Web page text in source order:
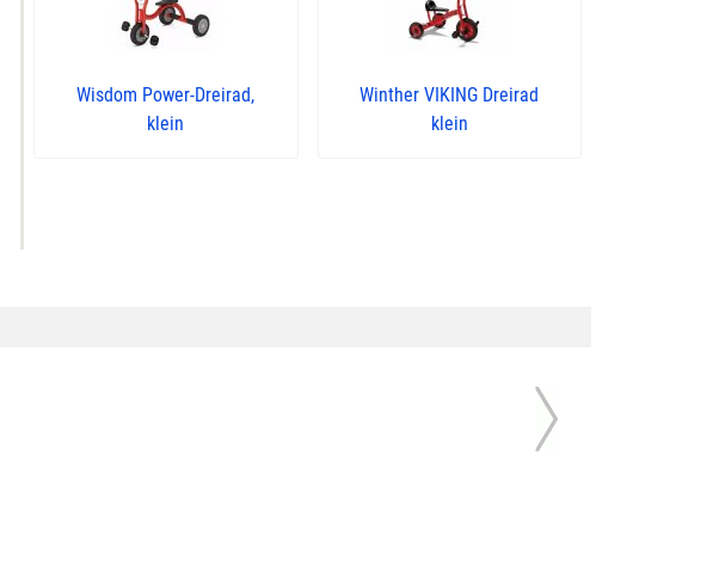
Wisdom Power-Dreirad,
klein
Winther VIKING Dreirad
klein